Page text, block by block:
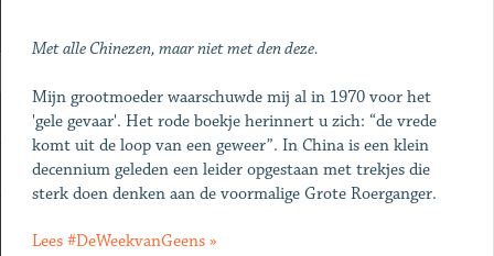
Met alle Chinezen, maar niet met den deze.
Mijn grootmoeder waarschuwde mij al in 1970 voor het
'gele gevaar'. Het rode boekje herinnert u zich: “de vrede
komt uit de loop van een geweer”. In China is een klein
decennium geleden een leider opgestaan met trekjes die
sterk doen denken aan de voormalige Grote Roerganger.
Lees #DeWeekvanGeens »